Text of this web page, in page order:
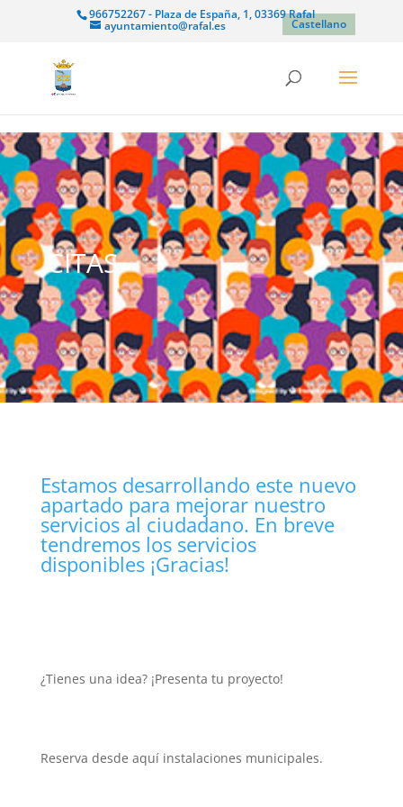
966752267 - Plaza de España, 1, 03369 Rafal
ayuntamiento@rafal.es Castellano
CITAS
Estamos desarrollando este nuevo
apartado para mejorar nuestro
servicios al ciudadano. En breve
tendremos los servicios
disponibles ¡Gracias!
¿Tienes una idea? ¡Presenta tu proyecto!
Reserva desde aquí instalaciones municipales.